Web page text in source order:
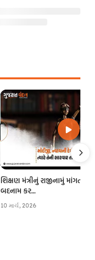
શિક્ષણ મંત્રીનું રાજીનામું માંગતા
બદનામ કર...
10 માર્ચ, 2026